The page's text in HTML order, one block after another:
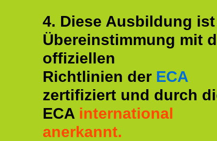
4. Diese Ausbildung
Übereinstimmung mit
offiziellen
Richtlinien der ECA
zertifiziert und durch
ECA international
anerkannt.